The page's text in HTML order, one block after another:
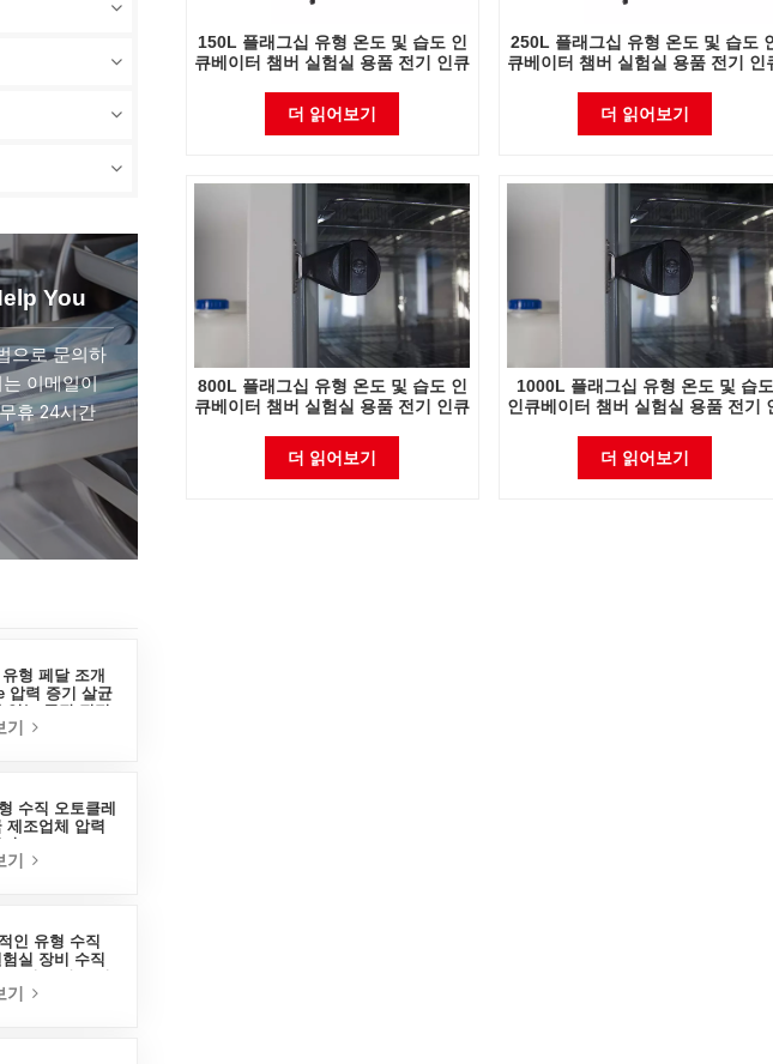
You
으로 문의하
이메일이
휴 24시간
형 페달 조개
압력 증기 살균
기
수직 오토클레
제조업체 압력
기
인 유형 수직
실 장비 수직
기
150L 플래그십 유형 온도 및 습도 인
큐베이터 챔버 실험실 용품 전기 인큐
더 읽어보기
250L 플래그십 유형 온도 및 습도
큐베이터 챔버 실험실 용품 전기 인
더 읽어보기
800L 플래그십 유형 온도 및 습도 인
큐베이터 챔버 실험실 용품 전기 인큐
더 읽어보기
1000L 플래그십 유형 온도 및 습도
인큐베이터 챔버 실험실 용품 전기
더 읽어보기